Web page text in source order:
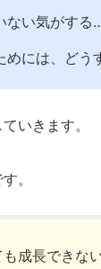
ない気がする
めには、どう
いきます。
。
成長できな